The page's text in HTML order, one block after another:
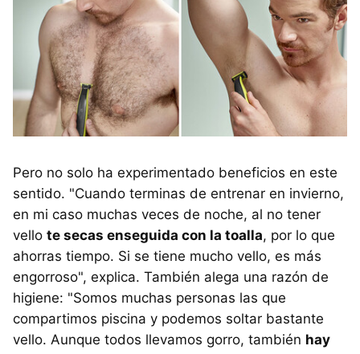
Pero no solo ha experimentado beneficios en este
sentido. "Cuando terminas de entrenar en invierno,
en mi caso muchas veces de noche, al no tener
vello te secas enseguida con la toalla, por lo que
ahorras tiempo. Si se tiene mucho vello, es más
engorroso", explica. También alega una razón de
higiene: "Somos muchas personas las que
compartimos piscina y podemos soltar bastante
vello. Aunque todos llevamos gorro, también hay